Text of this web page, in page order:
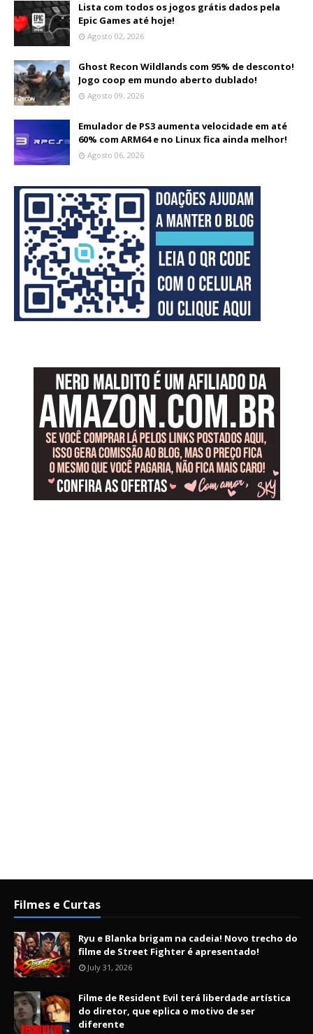
Lista com todos os jogos grátis dados pela
Epic Games até hoje!
Agosto 02, 2026
Ghost Recon Wildlands com 95% de desconto!
Jogo coop em mundo aberto dublado!
Agosto 09, 2026
Emulador de PS3 aumenta velocidade em até
60% com ARM64 e no Linux fica ainda melhor!
Agosto 06, 2026
Filmes e Curtas
Ryu e Blanka brigam na cadeia! Novo trecho do
filme de Street Fighter é apresentado!
July 31, 2026
Filme de Resident Evil terá liberdade artística
do diretor, que eplica o motivo de ser
diferente